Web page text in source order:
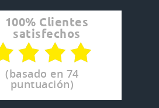
100% Clientes
satisfechos
(basado en 74
puntuación)